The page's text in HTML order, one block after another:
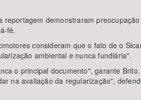
demonstraram
fé.
consideram que o fato de o
ambiental e nunca fundiária".
o principal documento", garante
na avaliação da regularização",